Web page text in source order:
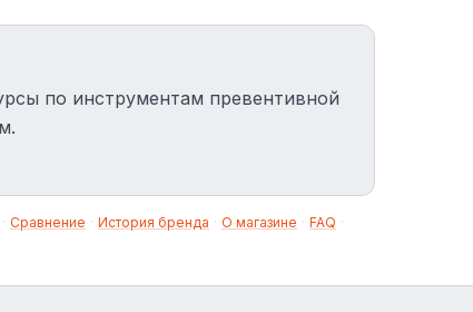
по инструментам превентивной
· Сравнение · История бренда · О магазине · FAQ ·